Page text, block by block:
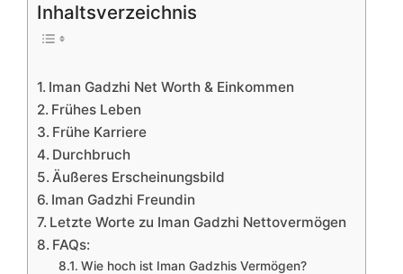
Inhaltsverzeichnis
Iman Gadzhi Net Worth & Einkommen
Frühes Leben
Frühe Karriere
Durchbruch
Äußeres Erscheinungsbild
Iman Gadzhi Freundin
Letzte Worte zu Iman Gadzhi Nettovermögen
FAQs:
Wie hoch ist Iman Gadzhis Vermögen?